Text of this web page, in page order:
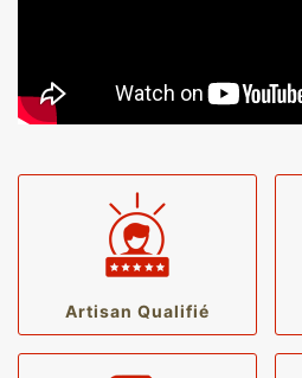
Artisan Qualifié